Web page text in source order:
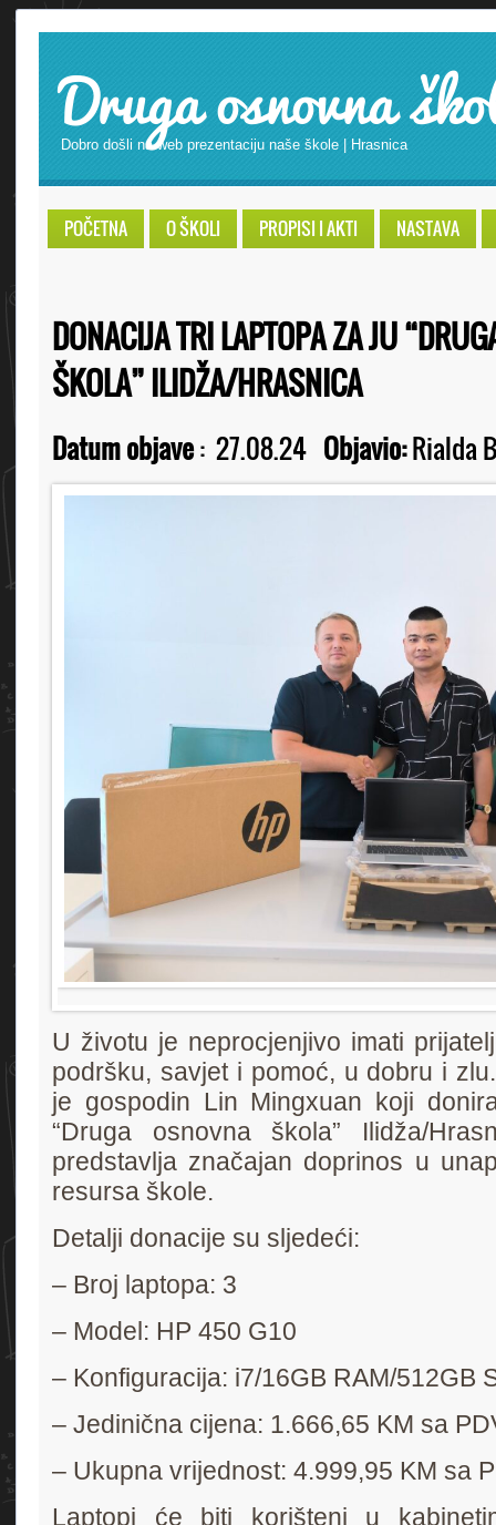
Druga osnovna
Dobro došli na web prezentaciju naše škole | Hrasnica
POČETNA O ŠKOLI PROPISI I AKTI NASTAVA
DONACIJA TRI LAPTOPA ZA JU
ŠKOLA” ILIDŽA/HRASNICA
Datum objave: 27.08.24 Objavio:Rialda
U životu je neprocjenjivo imati
podršku, savjet i pomoć, u dobru i
je gospodin Lin Mingxuan koji
“Druga osnovna škola” Ilidža/
predstavlja značajan doprinos u
resursa škole.
Detalji donacije su sljedeći:
– Broj laptopa: 3
– Model: HP 450 G10
– Konfiguracija: i7/16GB RAM/512GB
– Jedinična cijena: 1.666,65 KM sa
– Ukupna vrijednost: 4.999,95 KM sa
Laptopi će biti korišteni u